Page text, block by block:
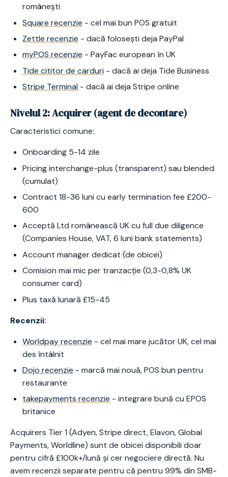
românești
Square recenzie - cel mai bun POS gratuit
Zettle recenzie - dacă folosești deja PayPal
myPOS recenzie - PayFac european în UK
Tide cititor de carduri - dacă ai deja Tide Business
Stripe Terminal - dacă ai deja Stripe online
Nivelul 2: Acquirer (agent de decontare)
Caracteristici comune:
Onboarding 5-14 zile
Pricing interchange-plus (transparent) sau blended
(cumulat)
Contract 18-36 luni cu early termination fee £200-
600
Acceptă Ltd românească UK cu full due diligence
(Companies House, VAT, 6 luni bank statements)
Account manager dedicat (de obicei)
Comision mai mic per tranzacție (0,3-0,8% UK
consumer card)
Plus taxă lunară £15-45
Recenzii:
Worldpay recenzie - cel mai mare jucător UK, cel mai
des întâlnit
Dojo recenzie - marcă mai nouă, POS bun pentru
restaurante
takepayments recenzie - integrare bună cu EPOS
britanice
Acquirers Tier 1 (Adyen, Stripe direct, Elavon, Global
Payments, Worldline) sunt de obicei disponibili doar
pentru cifră £100k+/lună și cer negociere directă. Nu
avem recenzii separate pentru că pentru 99% din SMB-